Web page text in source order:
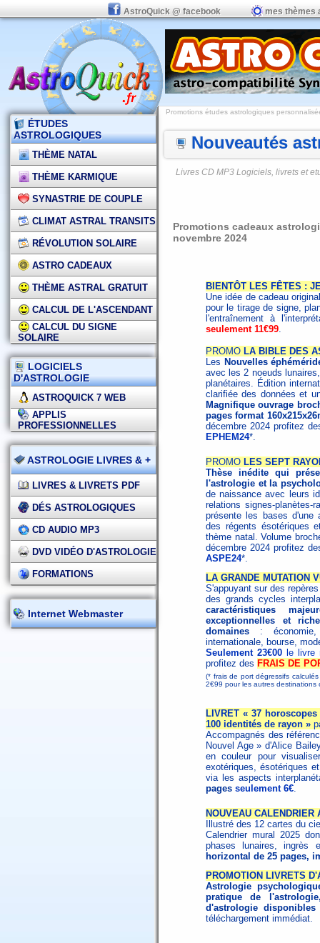
AstroQuick @ facebook mes thèmes
ÉTUDES
ASTROLOGIQUES
THÈME NATAL
THÈME KARMIQUE
SYNASTRIE DE COUPLE
CLIMAT ASTRAL TRANSITS
RÉVOLUTION SOLAIRE
ASTRO CADEAUX
THÈME ASTRAL GRATUIT
CALCUL DE L'ASCENDANT
CALCUL DU SIGNE
SOLAIRE
LOGICIELS
D'ASTROLOGIE
ASTROQUICK 7 WEB
APPLIS
PROFESSIONNELLES
ASTROLOGIE LIVRES & +
LIVRES & LIVRETS PDF
DÉS ASTROLOGIQUES
CD AUDIO MP3
DVD VIDÉO D'ASTROLOGIE
FORMATIONS
Internet Webmaster
Promotions études astrologiques
Nouveautés
Livres CD MP3 Logiciels, livrets et
Promotions cadeaux
novembre 2024
BIENTÔT LES FÊTES :
Une idée de cadeau
pour le tirage de signe,
l'entraînement à
seulement 11€99.
PROMO LA BIBLE DES
Les Nouvelles
avec les 2 noeuds
planétaires. Édition
clarifiée des données et
Magnifique ouvrage
pages format
décembre 2024 profitez
EPHEM24*.
PROMO LES SEPT
Thèse inédite qui
l'astrologie et la
de naissance avec leurs
relations signes-planètes-
présente les bases d'une
des régents ésotériques
thème natal. Volume
décembre 2024 profitez
ASPE24*.
LA GRANDE MUTATION
S'appuyant sur des
des grands cycles
caractéristiques
exceptionnelles et
domaines : économie,
internationale, bourse,
Seulement 23€00 le livre
profitez des FRAIS DE
(* frais de port dégressifs
2€99 pour les autres destinations
LIVRET « 37
100 identités de rayon »
Accompagnés des
Nouvel Age » d'Alice
en couleur pour
exotériques, ésotériques
via les aspects
pages seulement 6€.
NOUVEAU CALENDRIER
Illustré des 12 cartes du
Calendrier mural 2025
phases lunaires, ingrès
horizontal de 25 pages,
PROMOTION LIVRETS
Astrologie
pratique de
d'astrologie disponibles
téléchargement immédiat.